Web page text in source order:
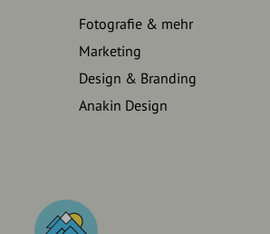
Fotografie & mehr
Marketing
Design & Branding
Anakin Design